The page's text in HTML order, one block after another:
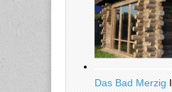
Das Bad Merzig